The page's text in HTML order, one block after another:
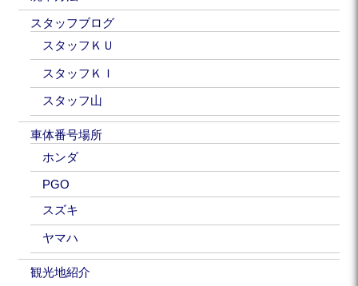
スタッフブログ
スタッフＫＵ
スタッフＫＩ
スタッフ山
車体番号場所
ホンダ
PGO
スズキ
ヤマハ
観光地紹介